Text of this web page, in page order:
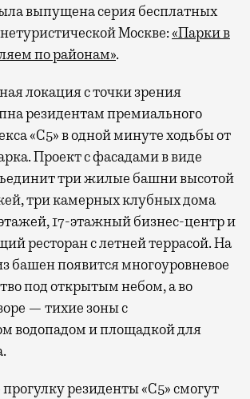
выпущена серия бесплатных
Москве:«Парки в
по районам».
локация с точки зрения
резидентам премиального
«С5»в одной минуте ходьбы от
Проект с фасадами в виде
три жилые башни высотой
три камерных клубных дома
17-этажный бизнес-центр и
ресторан с летней террасой. На
башен появится многоуровневое
под открытым небом, а во
— тихие зоны с
водопадом и площадкой для
резиденты «С5» смогут